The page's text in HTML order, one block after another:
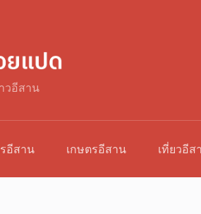
วอีสาน
อีสาน เกษตรอีสาน เที่ยวอีส